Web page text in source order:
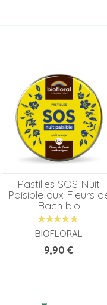
Pastilles SOS Nuit
Paisible aux Fleurs
Bach bio
BIOFLORAL
Prix
9,90 €